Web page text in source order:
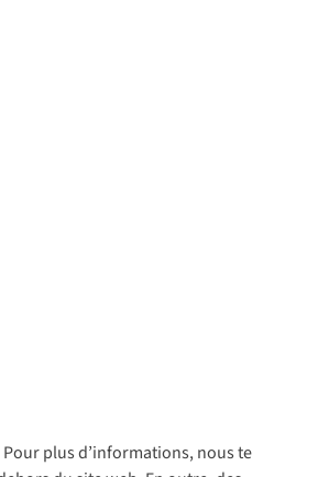
plus d’informations, nous te